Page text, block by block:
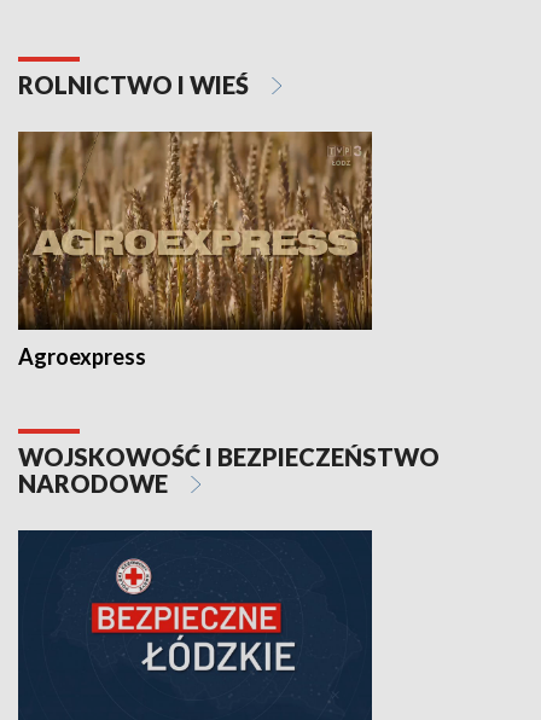
ROLNICTWO I WIEŚ
Agroexpress
WOJSKOWOŚĆ I BEZPIECZEŃSTWO
NARODOWE